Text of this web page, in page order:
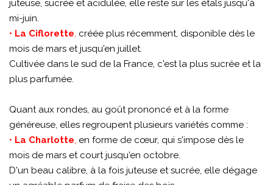
juteuse, sucrée et acidulée, elle reste sur les étals jusqu'à
mi-juin.
• La Ciflorette, créée plus récemment, disponible dès le
mois de mars et jusqu'en juillet.
Cultivée dans le sud de la France, c'est la plus sucrée et la
plus parfumée.
Quant aux rondes, au goût prononcé et à la forme
généreuse, elles regroupent plusieurs variétés comme :
• La Charlotte, en forme de cœur, qui s'impose dès le
mois de mars et court jusqu'en octobre.
D'un beau calibre, à la fois juteuse et sucrée, elle dégage